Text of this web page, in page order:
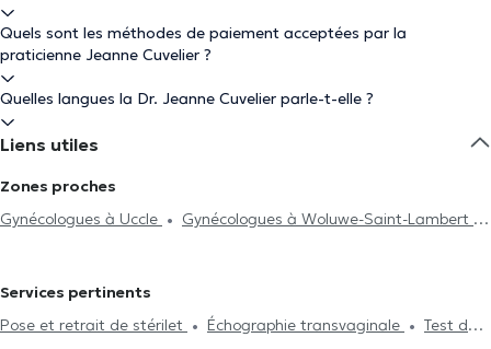
Quels sont les méthodes de paiement acceptées par la
praticienne Jeanne Cuvelier ?
Quelles langues la Dr. Jeanne Cuvelier parle-t-elle ?
Liens utiles
Zones proches
Gynécologues à Uccle
Gynécologues à Woluwe-Saint-Lambert
Gynécologues à Ixelles
Gynécologues à Anderlecht
Gynécologues à Wezembeek-Oppem
Services pertinents
Pose et retrait de stérilet
Échographie transvaginale
Test de